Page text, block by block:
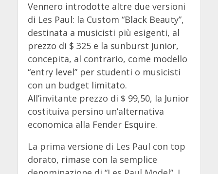
Vennero introdotte altre due versioni
di Les Paul: la Custom “Black Beauty”,
destinata a musicisti più esigenti, al
prezzo di $ 325 e la sunburst Junior,
concepita, al contrario, come modello
“entry level” per studenti o musicisti
con un budget limitato.
All’invitante prezzo di $ 99,50, la Junior
costituiva persino un’alternativa
economica alla Fender Esquire.
La prima versione di Les Paul con top
dorato, rimase con la semplice